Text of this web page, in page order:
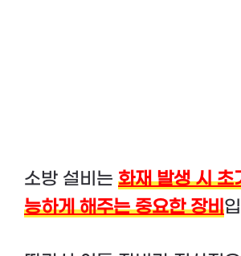
소방 설비는 화재 발생 시 초
능하게 해주는 중요한 장비